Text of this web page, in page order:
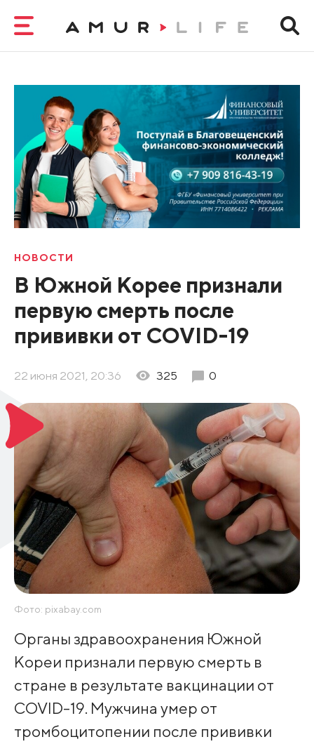
НОВОСТИ
В Южной Корее признали
первую смерть после
прививки от COVID-19
22 июня 2021, 20:36 325 0
Фото: pixabay.com
Органы здравоохранения Южной
Кореи признали первую смерть в
стране в результате вакцинации от
COVID-19. Мужчина умер от
тромбоцитопении после прививки